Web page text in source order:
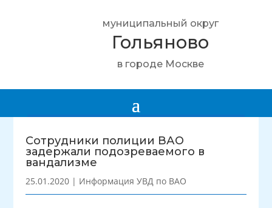
муниципальный округ
Гольяново
в городе Москве
Сотрудники полиции ВАО
задержали подозреваемого в
вандализме
25.01.2020 | Информация УВД по ВАО